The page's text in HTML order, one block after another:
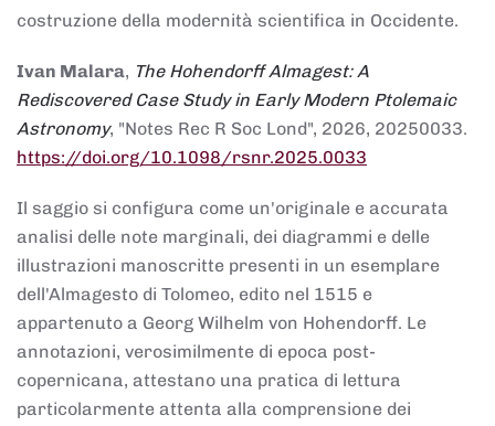
costruzione della modernità scientifica in Occidente.
Ivan Malara, The Hohendorff Almagest: A
Rediscovered Case Study in Early Modern Ptolemaic
Astronomy, "Notes Rec R Soc Lond", 2026, 20250033.
https://doi.org/10.1098/rsnr.2025.0033
Il saggio si configura come un'originale e accurata
analisi delle note marginali, dei diagrammi e delle
illustrazioni manoscritte presenti in un esemplare
dell'Almagesto di Tolomeo, edito nel 1515 e
appartenuto a Georg Wilhelm von Hohendorff. Le
annotazioni, verosimilmente di epoca post-
copernicana, attestano una pratica di lettura
particolarmente attenta alla comprensione dei